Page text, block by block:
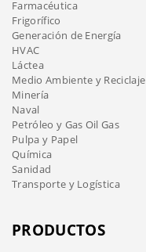
Farmacéutica
Frigorífico
Generación de Energía
HVAC
Láctea
Medio Ambiente y Reciclaje
Minería
Naval
Petróleo y Gas Oil Gas
Pulpa y Papel
Química
Sanidad
Transporte y Logística
PRODUCTOS